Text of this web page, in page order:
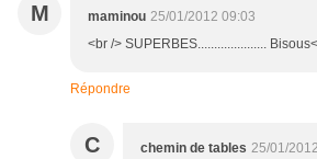
M maminou 25/01/2012 09:03
<br /> SUPERBES.....................
Répondre
C chemin de tables 25/01/